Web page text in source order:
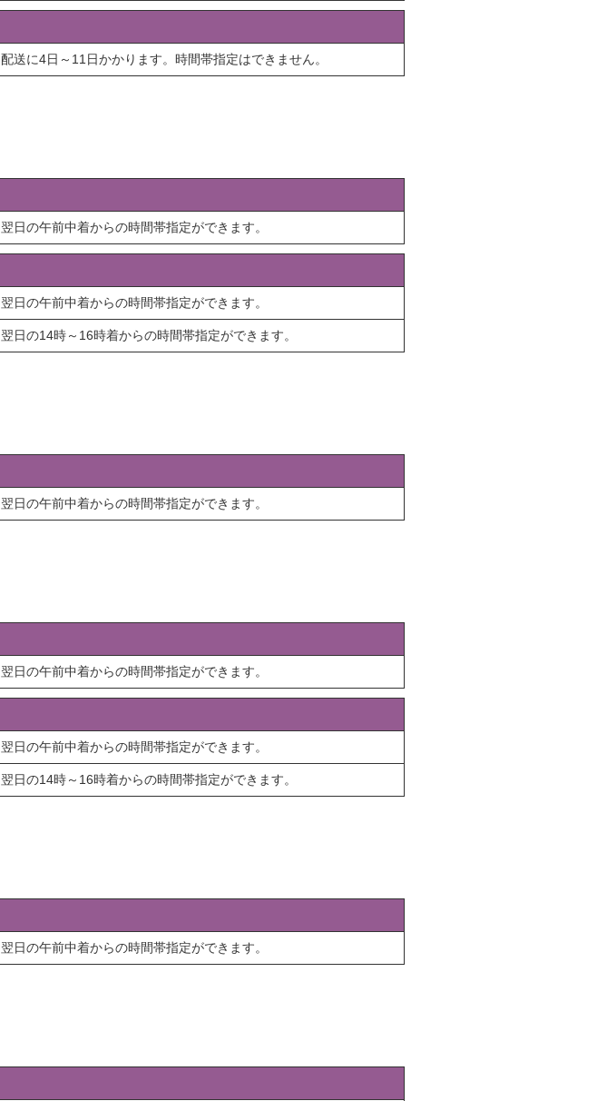
配送に4日～11日かかります。時間帯指定はできません。
翌日の午前中着からの時間帯指定ができます。
翌日の午前中着からの時間帯指定ができます。
翌日の14時～16時着からの時間帯指定ができます。
翌日の午前中着からの時間帯指定ができます。
翌日の午前中着からの時間帯指定ができます。
翌日の午前中着からの時間帯指定ができます。
翌日の14時～16時着からの時間帯指定ができます。
翌日の午前中着からの時間帯指定ができます。